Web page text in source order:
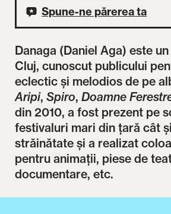
Danaga (Daniel Aga) este
Cluj, cunoscut publicului
eclectic și melodios de pe
Aripi,Spiro, Doamne
din 2010, a fost prezent pe
festivaluri mari din țară cât
străinătate și a realizat
pentru animații, piese de
documentare, etc.
Spune-ne părerea ta